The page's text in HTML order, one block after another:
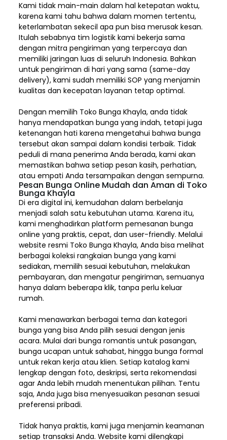
Kami tidak main-main dalam hal ketepatan waktu,
karena kami tahu bahwa dalam momen tertentu,
keterlambatan sekecil apa pun bisa merusak kesan.
Itulah sebabnya tim logistik kami bekerja sama
dengan mitra pengiriman yang terpercaya dan
memiliki jaringan luas di seluruh Indonesia. Bahkan
untuk pengiriman di hari yang sama (same-day
delivery), kami sudah memiliki SOP yang menjamin
kualitas dan kecepatan layanan tetap optimal.
Dengan memilih Toko Bunga Khayla, anda tidak
hanya mendapatkan bunga yang indah, tetapi juga
ketenangan hati karena mengetahui bahwa bunga
tersebut akan sampai dalam kondisi terbaik. Tidak
peduli di mana penerima Anda berada, kami akan
memastikan bahwa setiap pesan kasih, perhatian,
atau empati Anda tersampaikan dengan sempurna.
Pesan Bunga Online Mudah dan Aman di Toko
Bunga Khayla
Di era digital ini, kemudahan dalam berbelanja
menjadi salah satu kebutuhan utama. Karena itu,
kami menghadirkan platform pemesanan bunga
online yang praktis, cepat, dan user-friendly. Melalui
website resmi Toko Bunga Khayla, Anda bisa melihat
berbagai koleksi rangkaian bunga yang kami
sediakan, memilih sesuai kebutuhan, melakukan
pembayaran, dan mengatur pengiriman,semuanya
hanya dalam beberapa klik, tanpa perlu keluar
rumah.
Kami menawarkan berbagai tema dan kategori
bunga yang bisa Anda pilih sesuai dengan jenis
acara. Mulai dari bunga romantis untuk pasangan,
bunga ucapan untuk sahabat, hingga bunga formal
untuk rekan kerja atau klien. Setiap katalog kami
lengkap dengan foto, deskripsi, serta rekomendasi
agar Anda lebih mudah menentukan pilihan. Tentu
saja, Anda juga bisa menyesuaikan pesanan sesuai
preferensi pribadi.
Tidak hanya praktis, kami juga menjamin keamanan
setiap transaksi Anda. Website kami dilengkapi